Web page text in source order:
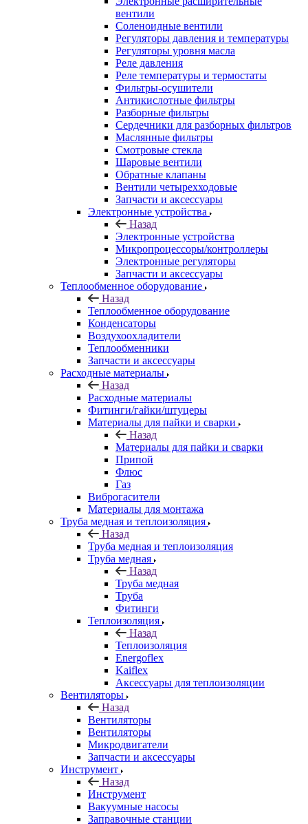
вентили
Соленоидные вентили
Регуляторы давления и температуры
Регуляторы уровня масла
Реле давления
Реле температуры и термостаты
Фильтры-осушители
Антикислотные фильтры
Разборные фильтры
Сердечники для разборных фильтров
Маслянные фильтры
Смотровые стекла
Шаровые вентили
Обратные клапаны
Вентили четырехходовые
Запчасти и аксессуары
Электронные устройства
Назад
Электронные устройства
Микропроцессоры/контроллеры
Электронные регуляторы
Запчасти и аксессуары
Теплообменное оборудование
Назад
Теплообменное оборудование
Конденсаторы
Воздухоохладители
Теплообменники
Запчасти и аксессуары
Расходные материалы
Назад
Расходные материалы
Фитинги/гайки/штуцеры
Материалы для пайки и сварки
Назад
Материалы для пайки и сварки
Припой
Флюс
Газ
Виброгасители
Материалы для монтажа
Труба медная и теплоизоляция
Назад
Труба медная и теплоизоляция
Труба медная
Назад
Труба медная
Труба
Фитинги
Теплоизоляция
Назад
Теплоизоляция
Energoflex
Kaiflex
Аксессуары для теплоизоляции
Вентиляторы
Назад
Вентиляторы
Вентиляторы
Микродвигатели
Запчасти и аксессуары
Инструмент
Назад
Инструмент
Вакуумные насосы
Заправочные станции